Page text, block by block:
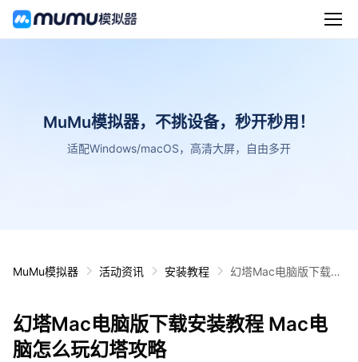
MuMu模拟器，不挑设备，秒开秒用！
适配Windows/macOS，高清大屏，自由多开
MuMu模拟器 活动资讯 安装教程
幻塔Mac电脑版下载安
幻塔Mac电脑版下载安装教程 Mac电
脑怎么玩幻塔攻略